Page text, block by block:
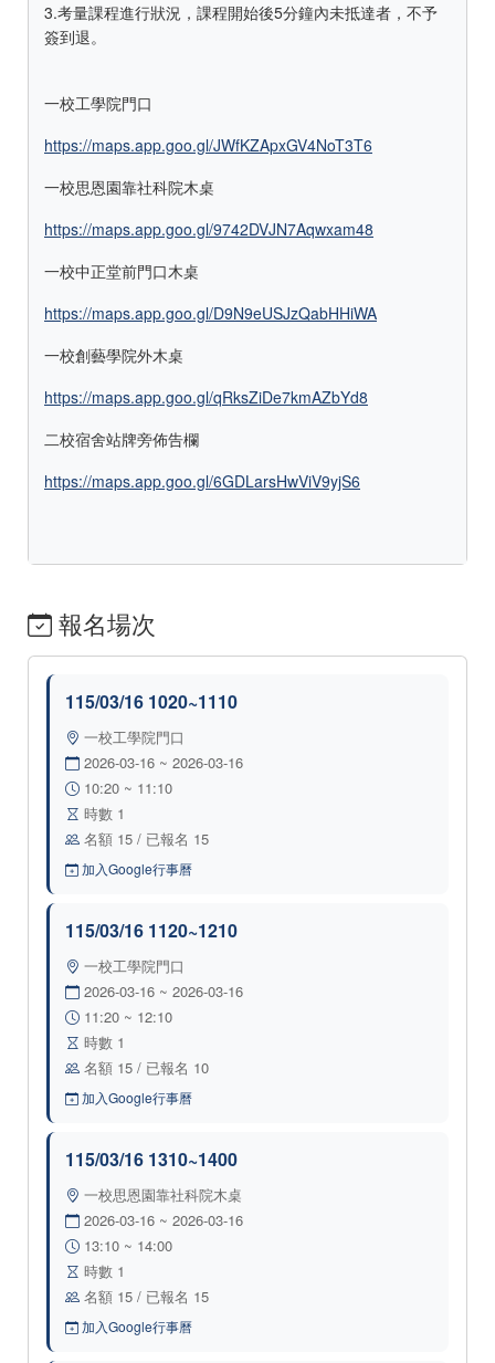
3.考量課程進行狀況，課程開始後5分鐘內未抵達者，不予
簽到退。
一校工學院門口
https://maps.app.goo.gl/JWfKZApxGV4NoT3T6
一校思恩園靠社科院木桌
https://maps.app.goo.gl/9742DVJN7Aqwxam48
一校中正堂前門口木桌
https://maps.app.goo.gl/D9N9eUSJzQabHHiWA
一校創藝學院外木桌
https://maps.app.goo.gl/qRksZiDe7kmAZbYd8
二校宿舍站牌旁佈告欄
https://maps.app.goo.gl/6GDLarsHwViV9yjS6
報名場次
115/03/16 1020~1110
一校工學院門口
2026-03-16 ~ 2026-03-16
10:20 ~ 11:10
時數 1
名額 15 / 已報名 15
加入Google行事曆
115/03/16 1120~1210
一校工學院門口
2026-03-16 ~ 2026-03-16
11:20 ~ 12:10
時數 1
名額 15 / 已報名 10
加入Google行事曆
115/03/16 1310~1400
一校思恩園靠社科院木桌
2026-03-16 ~ 2026-03-16
13:10 ~ 14:00
時數 1
名額 15 / 已報名 15
加入Google行事曆